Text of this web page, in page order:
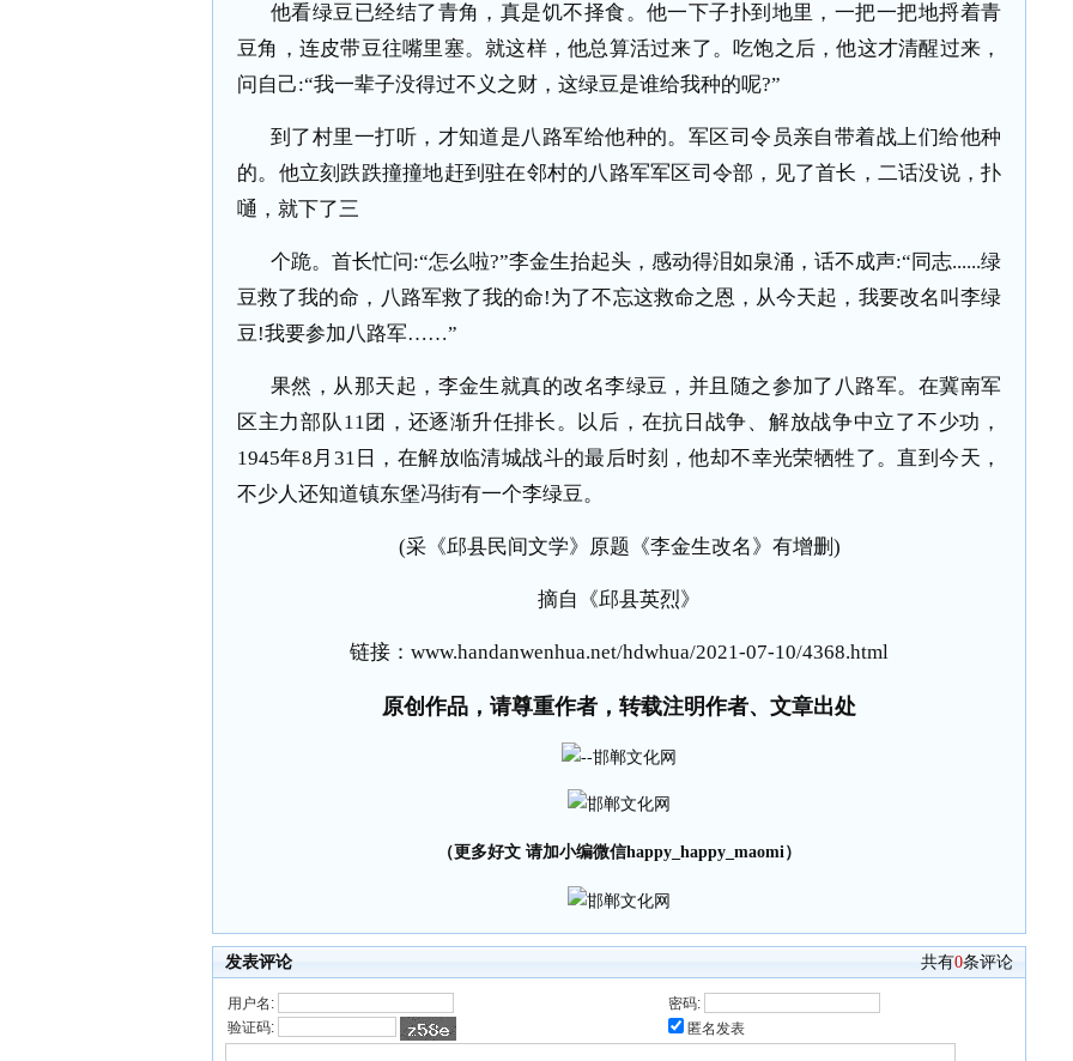
他看绿豆已经结了青角，真是饥不择食。他一下子扑到地里，一把一把地捋着青
豆角，连皮带豆往嘴里塞。就这样，他总算活过来了。吃饱之后，他这才清醒过来，
问自己:“我一辈子没得过不义之财，这绿豆是谁给我种的呢?”
到了村里一打听，才知道是八路军给他种的。军区司令员亲自带着战上们给他种
的。他立刻跌跌撞撞地赶到驻在邻村的八路军军区司令部，见了首长，二话没说，扑
嗵，就下了三
个跪。首长忙问:“怎么啦?”李金生抬起头，感动得泪如泉涌，话不成声:“同志......绿
豆救了我的命，八路军救了我的命!为了不忘这救命之恩，从今天起，我要改名叫李绿
豆!我要参加八路军……”
果然，从那天起，李金生就真的改名李绿豆，并且随之参加了八路军。在冀南军
区主力部队11团，还逐渐升任排长。以后，在抗日战争、解放战争中立了不少功，
1945年8月31日，在解放临清城战斗的最后时刻，他却不幸光荣牺牲了。直到今天，
不少人还知道镇东堡冯街有一个李绿豆。
(采《邱县民间文学》原题《李金生改名》有增删)
摘自《邱县英烈》
链接： www.handanwenhua.net/hdwhua/2021-07-10/4368.html
原创作品，请尊重作者，转载注明作者、文章出处
（更多好文 请加小编微信happy_happy_maomi）
发表评论 共有0条评论
用户名:
密码:
验证码:
匿名发表